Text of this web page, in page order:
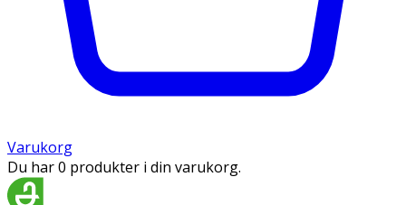
Varukorg
Du har 0 produkter i din varukorg.